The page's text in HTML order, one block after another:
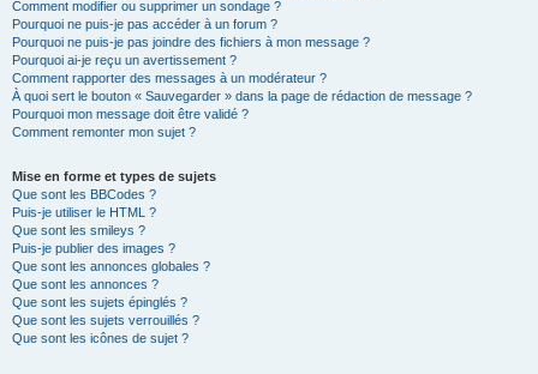
Comment modifier ou supprimer un sondage ?
Pourquoi ne puis-je pas accéder à un forum ?
Pourquoi ne puis-je pas joindre des fichiers à mon message ?
Pourquoi ai-je reçu un avertissement ?
Comment rapporter des messages à un modérateur ?
À quoi sert le bouton « Sauvegarder » dans la page de rédaction de message ?
Pourquoi mon message doit être validé ?
Comment remonter mon sujet ?
Mise en forme et types de sujets
Que sont les BBCodes ?
Puis-je utiliser le HTML ?
Que sont les smileys ?
Puis-je publier des images ?
Que sont les annonces globales ?
Que sont les annonces ?
Que sont les sujets épinglés ?
Que sont les sujets verrouillés ?
Que sont les icônes de sujet ?